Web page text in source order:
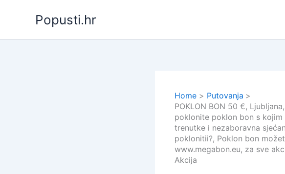
Popusti.hr
Home
Putovanja
POKLON BON 50 €,
poklonite poklon bon s
trenutke i nezaboravna
poklonitii?, Poklon bon
www.megabon.eu, za sve
Akcija